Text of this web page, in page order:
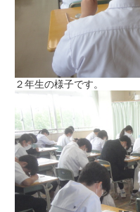
２年生の様子です。